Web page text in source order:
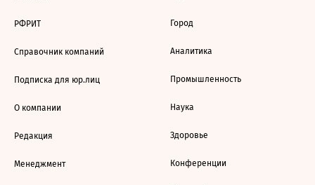
РФРИТ
Справочник компаний
Подписка для юр.лиц
О компании
Редакция
Менеджмент
Город
Аналитика
Промышленность
Наука
Здоровье
Конференции